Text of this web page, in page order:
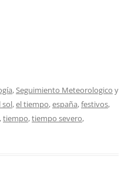
, Seguimiento Meteorologico y
sol,el tiempo,españa,festivos,
,tiempo,tiempo severo,